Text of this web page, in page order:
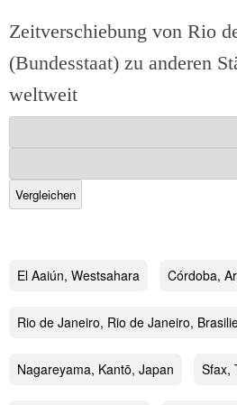
Zeitverschiebung von Rio
(Bundesstaat) zu anderen
weltweit
Vergleichen
El Aaiún, Westsahara Córdoba,
Rio de Janeiro, Rio de Janeiro,
Nagareyama, Kantō, Japan Sfax,